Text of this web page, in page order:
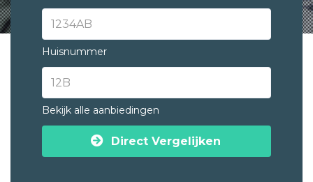
Huisnummer
Bekijk alle aanbiedingen
Direct Vergelijken